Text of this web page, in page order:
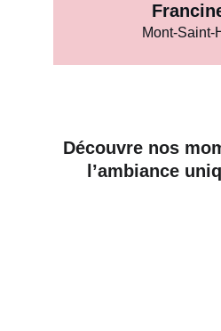
Mont-Saint-
Découvre nos
l’ambiance